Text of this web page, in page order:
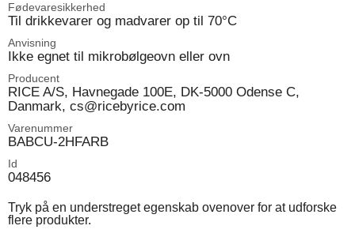
Fødevaresikkerhed
Til drikkevarer og madvarer op til 70°C
Anvisning
Ikke egnet til mikrobølgeovn eller ovn
Producent
RICE A/S, Havnegade 100E, DK-5000 Odense C,
Danmark, cs@ricebyrice.com
Varenummer
BABCU-2HFARB
Id
048456
Tryk på en understreget egenskab ovenover for at udforske
flere produkter.